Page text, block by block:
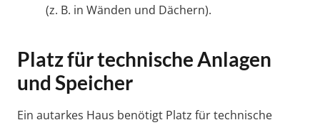
(z. B. in Wänden und Dächern).
Platz für technische Anlagen
und Speicher
Ein autarkes Haus benötigt Platz für technische